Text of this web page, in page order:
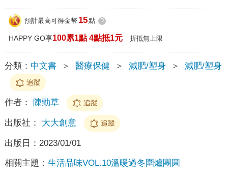
預計最高可得金幣 15點 ?
HAPPY GO享100累1點 4點抵1元 折抵無上限
分類： 中文書 ＞ 醫療保健 ＞ 減肥/塑身 ＞ 減肥/塑身
追蹤
作者： 陳勁草 追蹤
出版社： 大大創意 追蹤
出版日： 2023/01/01
相關主題： 生活品味VOL.10溫暖過冬圍爐團圓